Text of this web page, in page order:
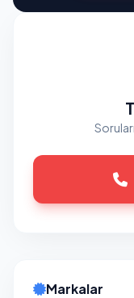
Markalar